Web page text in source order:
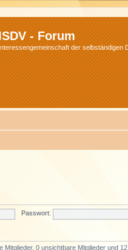
- Forum
der selbständigen
Passwort:
Mitglieder, 0 unsichtbare Mitglieder und